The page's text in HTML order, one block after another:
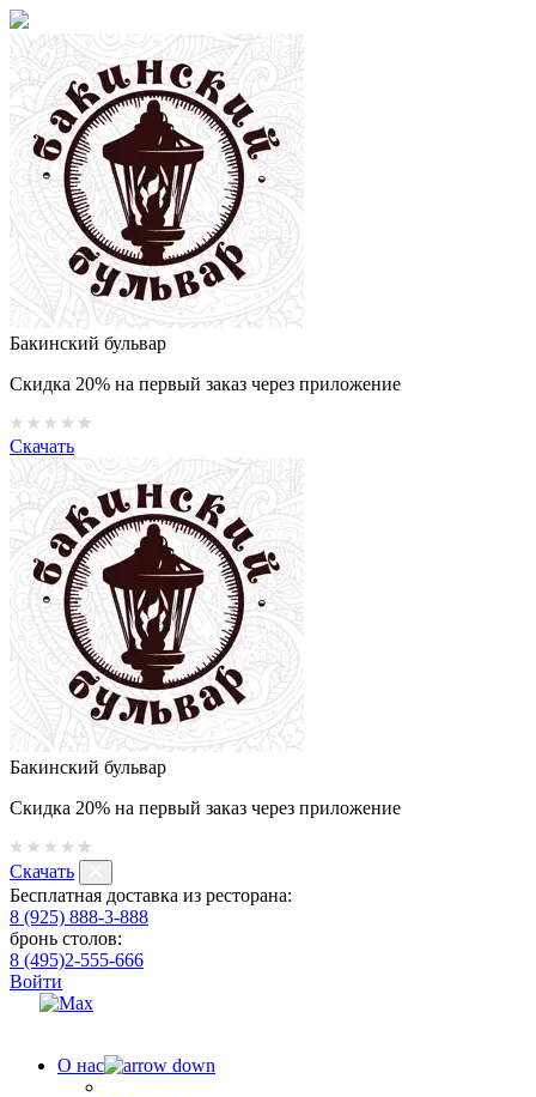
Бакинский бульвар
Скидка 20% на первый заказ через приложение
Скачать
Бакинский бульвар
Скидка 20% на первый заказ через приложение
Скачать
Бесплатная доставка из ресторана:
8 (925) 888-3-888
бронь столов:
8 (495)2-555-666
Войти
О нас